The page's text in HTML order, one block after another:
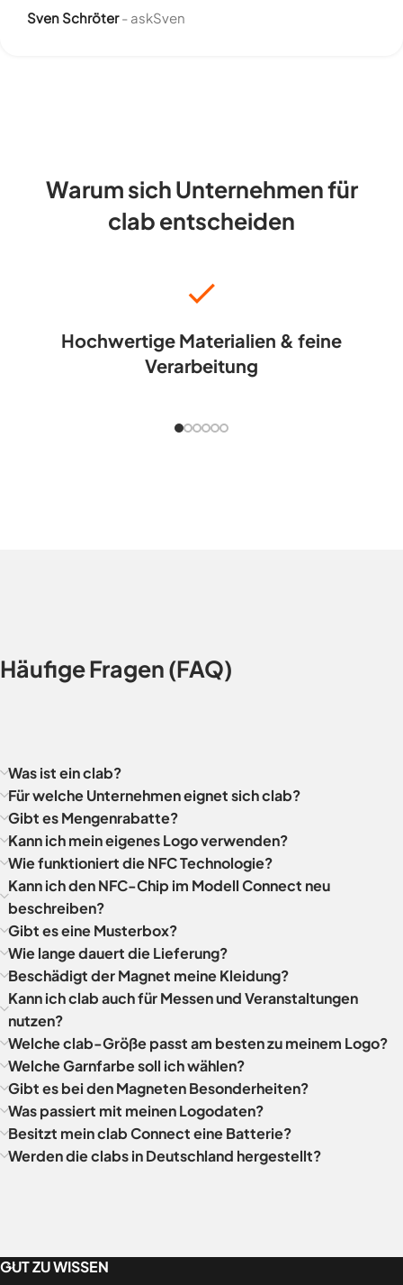
Sven Schröter askSven
Warum sich Unternehmen für
clab entscheiden
Hochwertige Materialien & feine
Verarbeitung
Häufige Fragen (FAQ)
Was ist ein clab?
Für welche Unternehmen eignet sich clab?
Gibt es Mengenrabatte?
Kann ich mein eigenes Logo verwenden?
Wie funktioniert die NFC Technologie?
Kann ich den NFC-Chip im Modell Connect neu
beschreiben?
Gibt es eine Musterbox?
Wie lange dauert die Lieferung?
Beschädigt der Magnet meine Kleidung?
Kann ich clab auch für Messen und Veranstaltungen
nutzen?
Welche clab-Größe passt am besten zu meinem Logo?
Welche Garnfarbe soll ich wählen?
Gibt es bei den Magneten Besonderheiten?
Was passiert mit meinen Logodaten?
Besitzt mein clab Connect eine Batterie?
Werden die clabs in Deutschland hergestellt?
GUT ZU WISSEN